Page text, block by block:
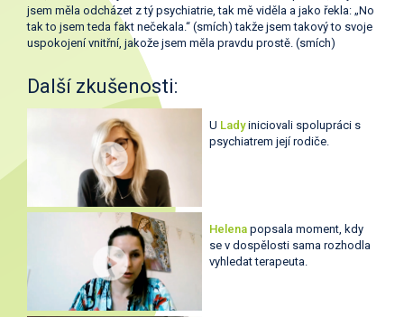
jsem měla odcházet z tý psychiatrie, tak mě viděla a jako řekla: „No
tak to jsem teda fakt nečekala.“ (smích) takže jsem takový to svoje
uspokojení vnitřní, jakože jsem měla pravdu prostě. (smích)
Další zkušenosti:
U Ladyiniciovali spolupráci s
psychiatrem její rodiče.
Helena popsala moment, kdy
se v dospělosti sama rozhodla
vyhledat terapeuta.